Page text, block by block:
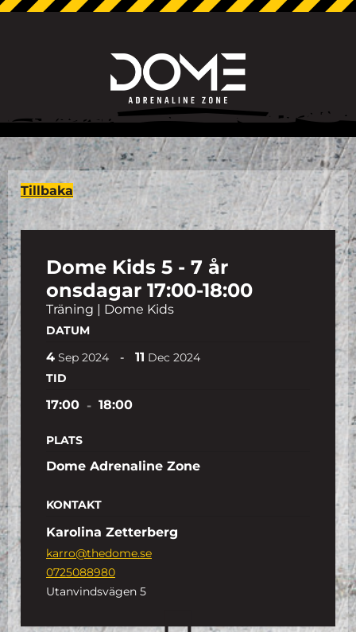
Tillbaka
Dome Kids 5 - 7 år
onsdagar 17:00-18:00
Träning | Dome Kids
DATUM
4 Sep 2024 - 11 Dec 2024
TID
17:00 - 18:00
PLATS
Dome Adrenaline Zone
KONTAKT
Karolina Zetterberg
karro@thedome.se
0725088980
Utanvindsvägen 5